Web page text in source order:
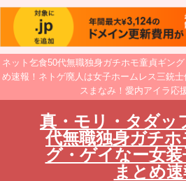
ネット乞食50代無職独身ガチホモ童貞ギン
め速報！ネトゲ廃人は女子ホームレス三銃
スまなみ！愛内アイラ応
真・モリ・タダッ
代無職独身ガチ
グ・ゲイなー女
まとめ速